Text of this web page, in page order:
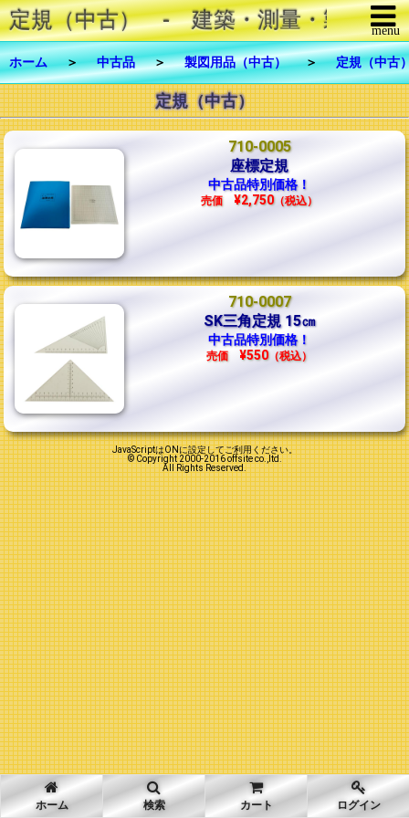
定規（中古） - 建築・測量・製図用品
menu
メニューを閉じる
商品一覧
修理・メンテナンス
FAX注文
お問合せ
ご利用について
リンク
会社概要
ホーム ＞ 中古品 ＞ 製図用品（中古） ＞ 定規（中古
定規（中古）
710-0005
座標定規
中古品特別価格！
売価 ¥2,750（税込）
710-0007
SK三角定規 15㎝
中古品特別価格！
売価 ¥550（税込）
ホーム 検索 カート ログイン
JavaScriptはONに設定してご利用ください。
© Copyright 2000-2016 offsite co.,ltd.
All Rights Reserved.